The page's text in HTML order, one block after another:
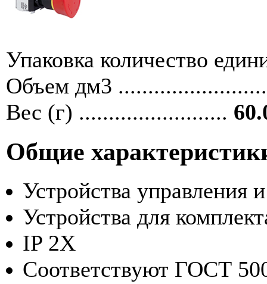
Упаковка количество
Объем дм3
Вес (г) .........................
Общие
Устройства управления
Устройства для
IP 2X
Соответствуют ГОСТ